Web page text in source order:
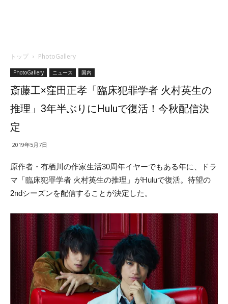
トップ PhotoGallery
PhotoGallery ニュース 国内
斎藤工×窪田正孝「臨床犯罪学者 火村英生の
推理」3年半ぶりにHuluで復活！今秋配信決
定
2019年5月7日
原作者・有栖川の作家生活30周年イヤーでもある年に、ドラ
マ「臨床犯罪学者 火村英生の推理」がHuluで復活。待望の
2ndシーズンを配信することが決定した。